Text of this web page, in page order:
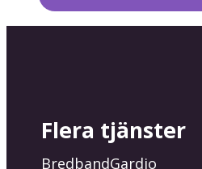
Flera tjänster
BredbandGardio